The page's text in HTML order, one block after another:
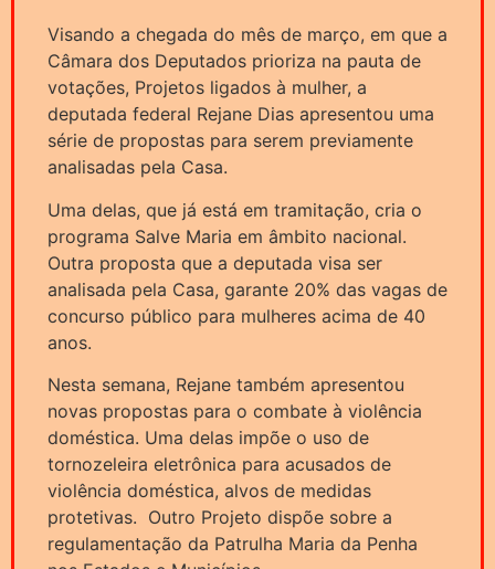
Visando a chegada do mês de março, em que a
Câmara dos Deputados prioriza na pauta de
votações, Projetos ligados à mulher, a
deputada federal Rejane Dias apresentou uma
série de propostas para serem previamente
analisadas pela Casa.
Uma delas, que já está em tramitação, cria o
programa Salve Maria em âmbito nacional.
Outra proposta que a deputada visa ser
analisada pela Casa, garante 20% das vagas de
concurso público para mulheres acima de 40
anos.
Nesta semana, Rejane também apresentou
novas propostas para o combate à violência
doméstica. Uma delas impõe o uso de
tornozeleira eletrônica para acusados de
violência doméstica, alvos de medidas
protetivas. Outro Projeto dispõe sobre a
regulamentação da Patrulha Maria da Penha